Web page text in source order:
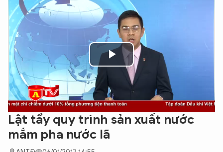
Play
Video
Lật tẩy quy trình sản xuất nước
mắm pha nước lã